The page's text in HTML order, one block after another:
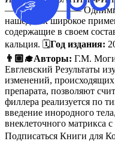
———————— Одними из
нашедших широкое
содержащие в своем
кальция. 🗓Год издания:
👨🏼‍🎓Авторы: Г.М.
Евглевский Результаты
изменений,
препарата, позволяют
филлера реализуется по
введение инородного
внеклеточного матрикса
Подписаться Книги для